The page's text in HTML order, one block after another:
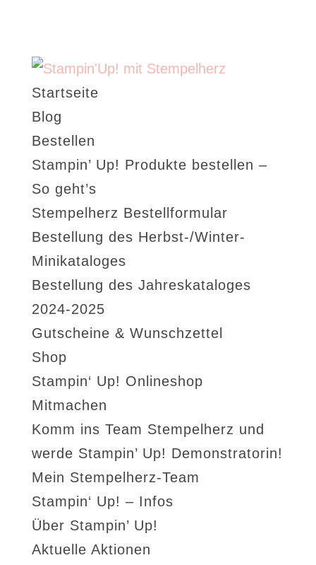
Startseite
Blog
Bestellen
Stampin’ Up! Produkte bestellen –
So geht’s
Stempelherz Bestellformular
Bestellung des Herbst-/Winter-
Minikataloges
Bestellung des Jahreskataloges
2024-2025
Gutscheine & Wunschzettel
Shop
Stampin‘ Up! Onlineshop
Mitmachen
Komm ins Team Stempelherz und
werde Stampin’ Up! Demonstratorin!
Mein Stempelherz-Team
Stampin‘ Up! – Infos
Über Stampin’ Up!
Aktuelle Aktionen